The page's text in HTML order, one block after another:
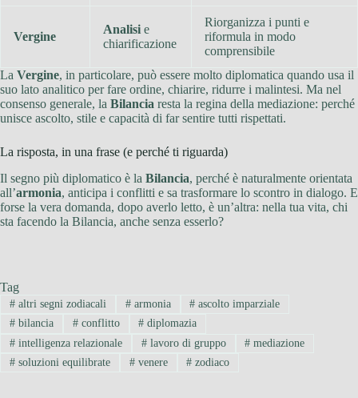
Vergine
Analisi e
chiarificazione
Riorganizza i punti e
riformula in modo
comprensibile
La Vergine, in particolare, può essere molto diplomatica quando usa il
suo lato analitico per fare ordine, chiarire, ridurre i malintesi. Ma nel
consenso generale, la Bilancia resta la regina della mediazione: perché
unisce ascolto, stile e capacità di far sentire tutti rispettati.
La risposta, in una frase (e perché ti riguarda)
Il segno più diplomatico è la Bilancia, perché è naturalmente orientata
all’armonia, anticipa i conflitti e sa trasformare lo scontro in dialogo. E
forse la vera domanda, dopo averlo letto, è un’altra: nella tua vita, chi
sta facendo la Bilancia, anche senza esserlo?
Tag
#altri segni zodiacali #armonia # ascolto imparziale
#bilancia #conflitto # diplomazia
#intelligenza relazionale #lavoro di gruppo # mediazione
#soluzioni equilibrate #venere # zodiaco